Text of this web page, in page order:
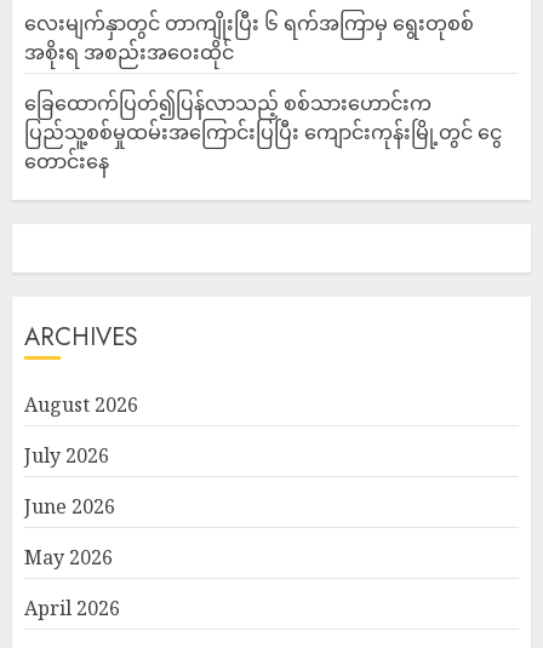
လေးမျက်နှာတွင် တာကျိုးပြီး ၆ ရက်အကြာမှ ရွေးတုစစ်
အစိုးရ အစည်းအဝေးထိုင်
ခြေထောက်ပြတ်၍ပြန်လာသည့် စစ်သားဟောင်းက
ပြည်သူ့စစ်မှုထမ်းအကြောင်းပြပြီး ကျောင်းကုန်းမြို့တွင် ငွေ
တောင်းနေ
ARCHIVES
August 2026
July 2026
June 2026
May 2026
April 2026